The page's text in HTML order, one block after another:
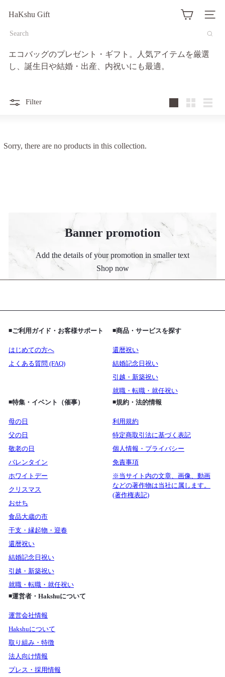
missing:
ja.actions.skip_to_content
HaKshu Gift Site
Search
エコバッグのプレゼント・ギフト。人気アイテムを厳選
し、誕生日や結婚・出産、内祝いにも最適。
Filter
Sorry, there are no products in this collection.
Banner promotion
Add the details of your promotion in smaller text
Shop now
◾️ご利用ガイド・お客様サポート
はじめての方へ
よくある質問 (FAQ)
◾️商品・サービスを探す
還暦祝い
結婚記念日祝い
引越・新築祝い
就職・転職・就任祝い
◾️特集・イベント（催事）
母の日
父の日
敬老の日
バレンタイン
ホワイトデー
クリスマス
おせち
食品大歳の市
干支・縁起物・迎春
還暦祝い
結婚記念日祝い
引越・新築祝い
就職・転職・就任祝い
◾️規約・法的情報
利用規約
特定商取引法に基づく表記
個人情報・プライバシー
免責事項
※当サイト内の文章、画像、動画
などの著作物は当社に属します。
(著作権表記)
◾️運営者・Hakshuについて
運営会社情報
Hakshuについて
取り組み・特徴
法人向け情報
プレス・採用情報